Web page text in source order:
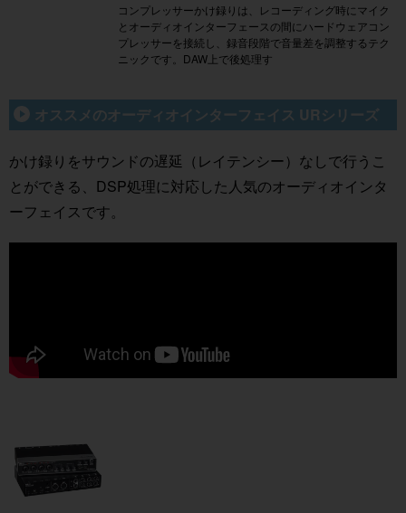
コンプレッサーかけ録りは、レコーディング時にマイク
とオーディオインターフェースの間にハードウェアコン
プレッサーを接続し、録音段階で音量差を調整するテク
ニックです。DAW上で後処理す
オススメのオーディオインターフェイス URシリーズ
かけ録りをサウンドの遅延（レイテンシー）なしで行うこ
とができる、DSP処理に対応した人気のオーディオインタ
ーフェイスです。